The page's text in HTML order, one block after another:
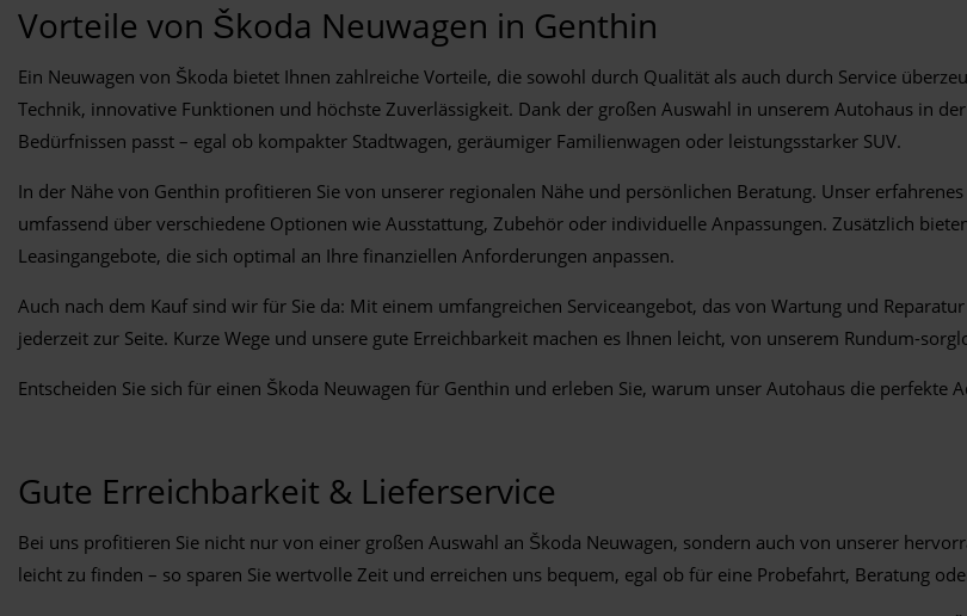
Vorteile von Škoda Neuwagen in Genthin
Ein Neuwagen von Škoda bietet Ihnen zahlreiche Vorteile, die sowohl durch Qualität als auch durch Service
Technik, innovative Funktionen und höchste Zuverlässigkeit. Dank der großen Auswahl in unserem Autohaus in
Bedürfnissen passt – egal ob kompakter Stadtwagen, geräumiger Familienwagen oder leistungsstarker SUV.
In der Nähe von Genthin profitieren Sie von unserer regionalen Nähe und persönlichen Beratung. Unser
umfassend über verschiedene Optionen wie Ausstattung, Zubehör oder individuelle Anpassungen. Zusätzlich
Leasingangebote, die sich optimal an Ihre finanziellen Anforderungen anpassen.
Auch nach dem Kauf sind wir für Sie da: Mit einem umfangreichen Serviceangebot, das von Wartung und
jederzeit zur Seite. Kurze Wege und unsere gute Erreichbarkeit machen es Ihnen leicht, von unserem Rundum-
Entscheiden Sie sich für einen Škoda Neuwagen für Genthin und erleben Sie, warum unser Autohaus die perfekte
Gute Erreichbarkeit & Lieferservice
Bei uns profitieren Sie nicht nur von einer großen Auswahl an Škoda Neuwagen, sondern auch von unserer
leicht zu finden – so sparen Sie wertvolle Zeit und erreichen uns bequem, egal ob für eine Probefahrt, Beratung